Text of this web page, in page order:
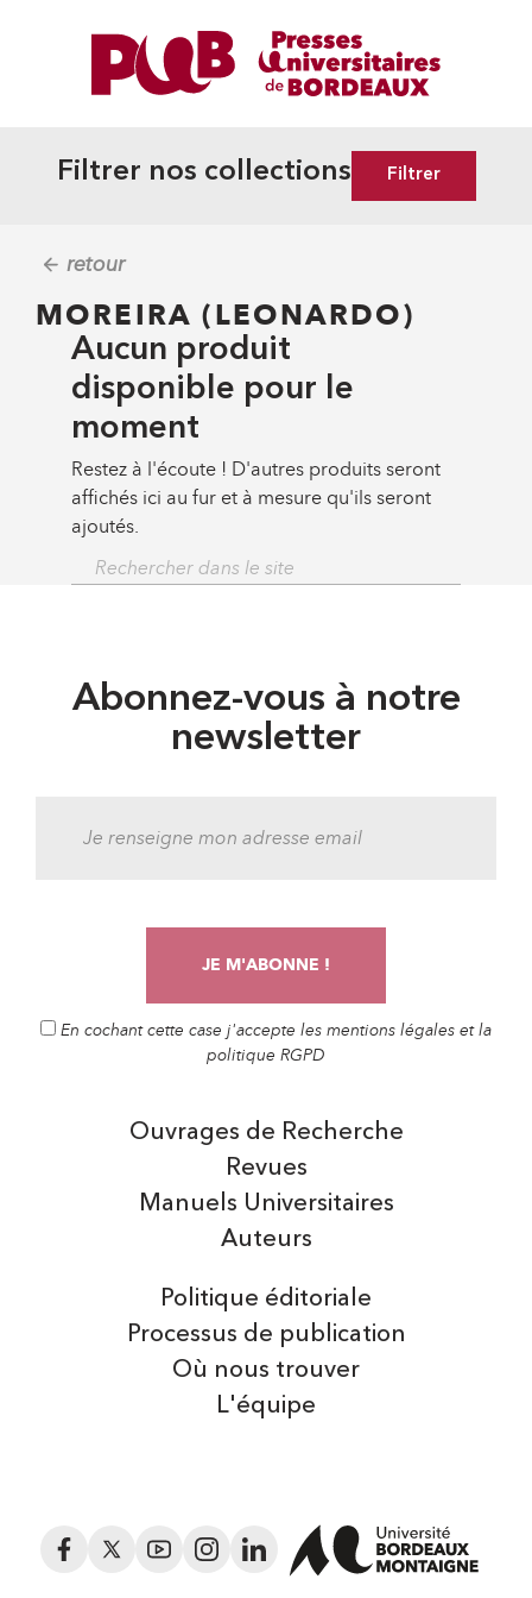
Filtrer nos collections Filtrer
retour
MOREIRA (LEONARDO)
Aucun produit
disponible pour le
moment
Restez à l'écoute ! D'autres produits seront
affichés ici au fur et à mesure qu'ils seront
ajoutés.
Abonnez-vous à notre
newsletter
En cochant cette case j'accepte les mentions légales et la
politique RGPD
Auteurs
Manuels Universitaires
Ouvrages de Recherche
Revues
Politique éditoriale
Processus de publication
Où nous trouver
L'équipe
Facebook
Twitter YouTubeInstagramLinkedIn